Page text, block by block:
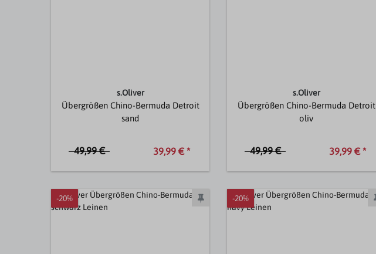
s.Oliver
Übergrößen Chino-Bermuda Detroit
sand
49,99 € 39,99 € *
s.Oliver
Übergrößen Chino-Bermuda Detroit
oliv
49,99 € 39,99 € *
-20% -20%